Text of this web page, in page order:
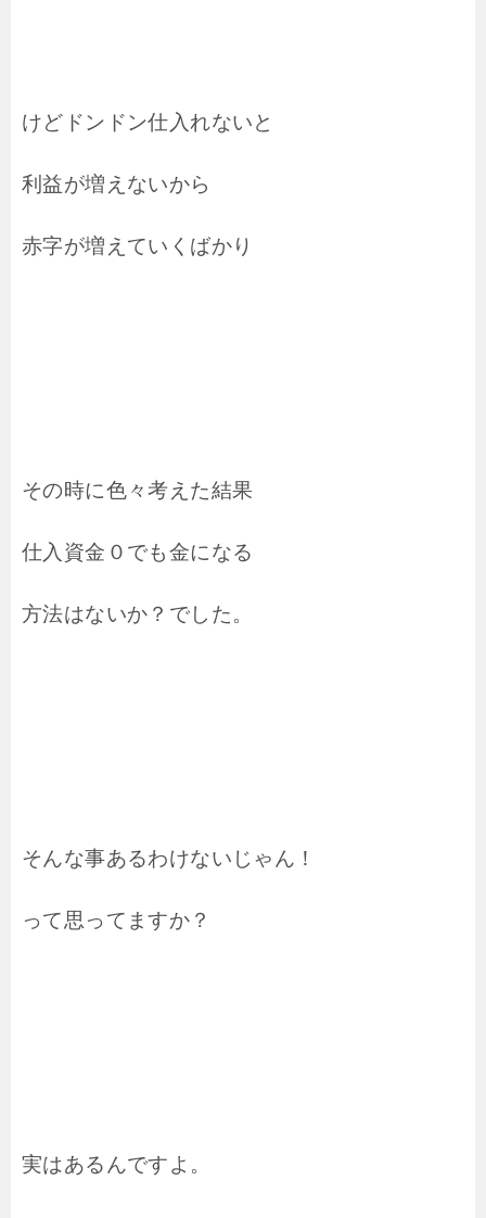
けどドンドン仕入れないと
利益が増えないから
赤字が増えていくばかり
その時に色々考えた結果
仕入資金０でも金になる
方法はないか？でした。
そんな事あるわけないじゃん！
って思ってますか？
実はあるんですよ。